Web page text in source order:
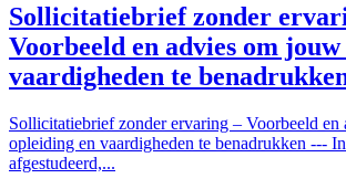
Sollicitatiebrief zonder
Voorbeeld en advies om
vaardigheden te
Sollicitatiebrief zonder ervaring – Voorbeeld en
opleiding en vaardigheden te benadrukken ---
afgestudeerd,...